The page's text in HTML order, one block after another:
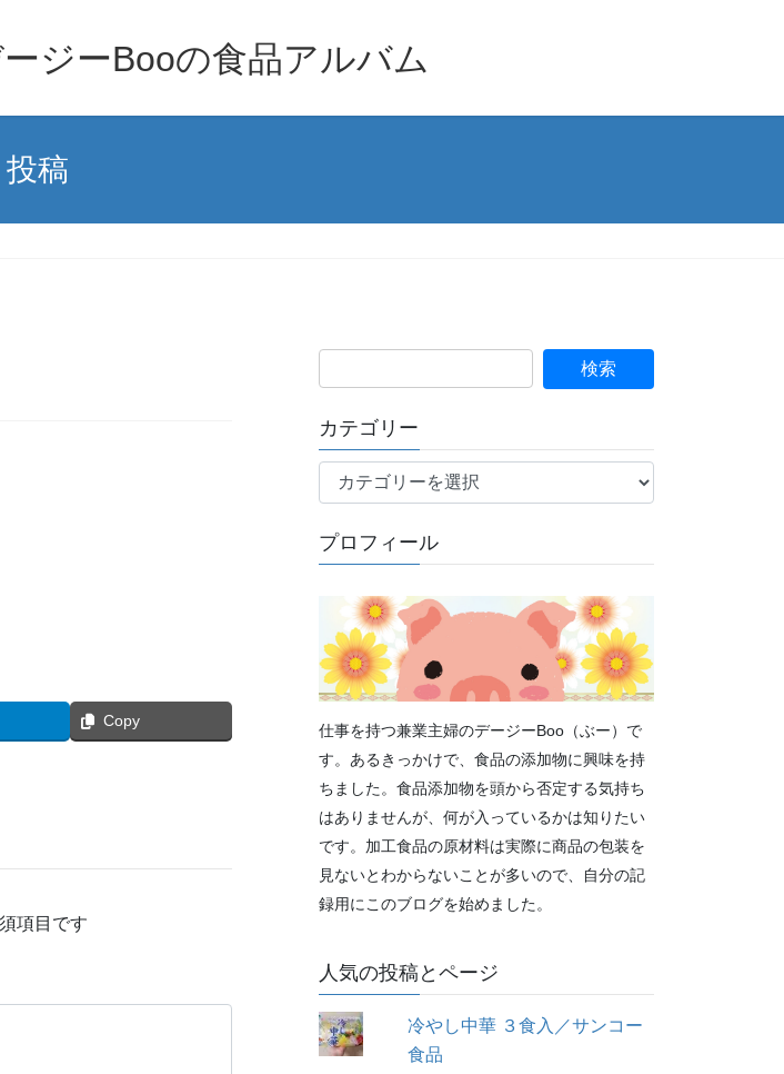
ジーBooの食品アルバム
投稿
Copy
項目です
カテゴリー
テ
リ
プロフィール
仕事を持つ兼業主婦のデージーBoo（ぶー）で
す。あるきっかけで、食品の添加物に興味を持
ちました。食品添加物を頭から否定する気持ち
はありませんが、何が入っているかは知りたい
です。加工食品の原材料は実際に商品の包装を
見ないとわからないことが多いので、自分の記
録用にこのブログを始めました。
人気の投稿とページ
冷やし中華 ３食入／サンコー
食品